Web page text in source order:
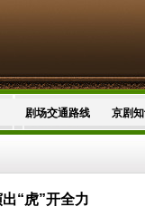
剧场交通路线 京剧
“虎”开全力